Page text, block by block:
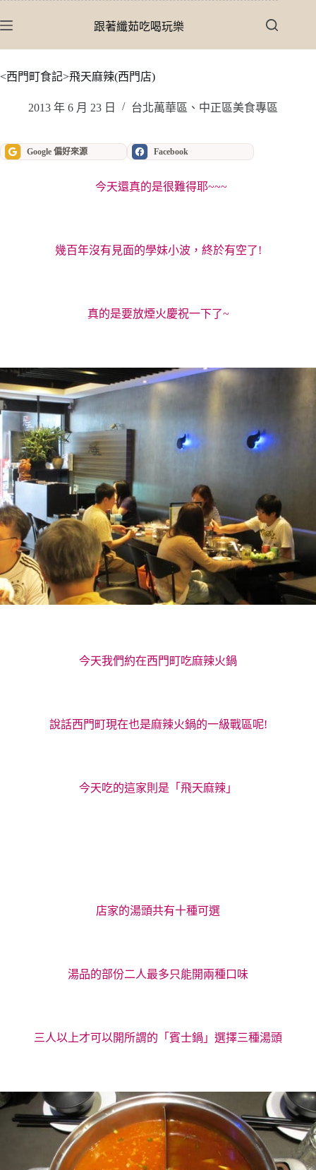
至
內
跟著纖茹吃喝玩樂
<西門町食記>飛天麻辣(西門店)
2013 年 6 月 23 日 台北萬華區、中正區美食專區
Google 偏好來源 Facebook
今天還真的是很難得耶~~~
幾百年沒有見面的學妹小波，終於有空了!
真的是要放煙火慶祝一下了~
今天我們約在西門町吃麻辣火鍋
說話西門町現在也是麻辣火鍋的一級戰區呢!
今天吃的這家則是「飛天麻辣」
店家的湯頭共有十種可選
湯品的部份二人最多只能開兩種口味
三人以上才可以開所謂的「賓士鍋」選擇三種湯頭